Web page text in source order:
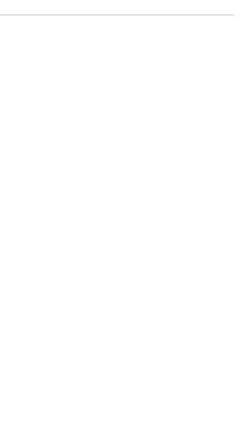
and dragons